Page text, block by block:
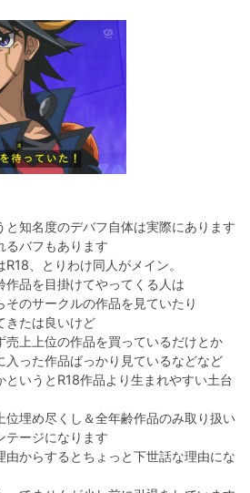
と知名度のデバフ自体は実際にあります
るバフもあります
、とりわけ同人がメイン。
品を目掛けてやってくる人は
のサークルの作品を見ていたり
きたは良いけど
売上上位の作品を買っているだけとか
入った作品ばっかり見ているなどなど
いうとR18作品より生まれやすい土台
位埋め尽くし＆全年齢作品のみ取り扱い
テージになります
由からするとちょっと下世話な理由にな